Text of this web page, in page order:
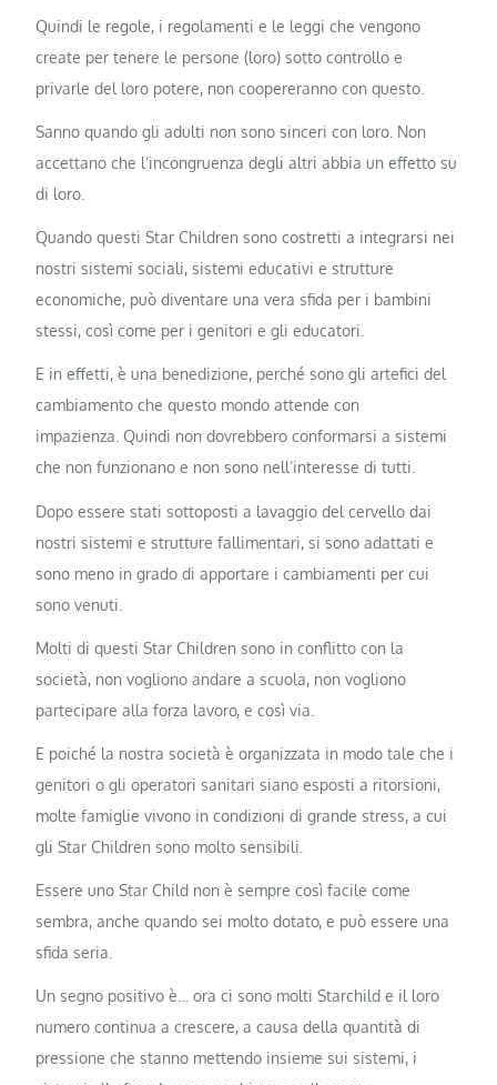
Quindi le regole, i regolamenti e le leggi che vengono
create per tenere le persone (loro) sotto controllo e
privarle del loro potere, non coopereranno con questo.
Sanno quando gli adulti non sono sinceri con loro. Non
accettano che l’incongruenza degli altri abbia un effetto su
di loro.
Quando questi Star Children sono costretti a integrarsi nei
nostri sistemi sociali, sistemi educativi e strutture
economiche, può diventare una vera sfida per i bambini
stessi, così come per i genitori e gli educatori.
E in effetti, è una benedizione, perché sono gli artefici del
cambiamento che questo mondo attende con
impazienza. Quindi non dovrebbero conformarsi a sistemi
che non funzionano e non sono nell’interesse di tutti.
Dopo essere stati sottoposti a lavaggio del cervello dai
nostri sistemi e strutture fallimentari, si sono adattati e
sono meno in grado di apportare i cambiamenti per cui
sono venuti.
Molti di questi Star Children sono in conflitto con la
società, non vogliono andare a scuola, non vogliono
partecipare alla forza lavoro, e così via.
E poiché la nostra società è organizzata in modo tale che i
genitori o gli operatori sanitari siano esposti a ritorsioni,
molte famiglie vivono in condizioni di grande stress, a cui
gli Star Children sono molto sensibili.
Essere uno Star Child non è sempre così facile come
sembra, anche quando sei molto dotato, e può essere una
sfida seria.
Un segno positivo è… ora ci sono molti Starchild e il loro
numero continua a crescere, a causa della quantità di
pressione che stanno mettendo insieme sui sistemi, i